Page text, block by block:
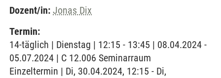
Dozent/in: Jonas Dix
Termin:
14-täglich | Dienstag | 12:15 - 13:45 | 08.04.2024 -
05.07.2024 | C 12.006 Seminarraum
Einzeltermin | Di, 30.04.2024, 12:15 - Di,